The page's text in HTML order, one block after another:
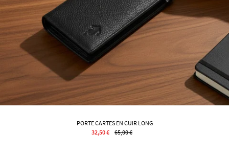
PORTE CARTES EN CUIR LONG
32,50 €
65,00 €